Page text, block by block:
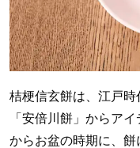
桔梗信玄餅は、江戸
「安倍川餅」からア
からお盆の時期に、